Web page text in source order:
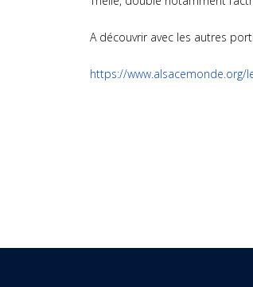
A découvrir avec les autres
https://